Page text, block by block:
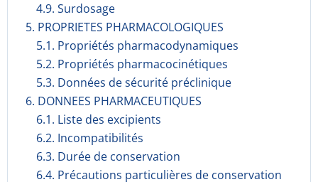
4.9. Surdosage
5. PROPRIETES PHARMACOLOGIQUES
5.1. Propriétés pharmacodynami­ques
5.2. Propriétés pharmacocinéti­ques
5.3. Données de sécurité préclinique
6. DONNEES PHARMACEUTIQUES
6.1. Liste des excipients
6.2. Incompati­bilités
6.3. Durée de conservation
6.4. Précautions particulières de conservation